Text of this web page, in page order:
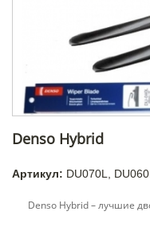
Denso Hybrid
Артикул: DU070L,
Denso Hybrid – лучшие